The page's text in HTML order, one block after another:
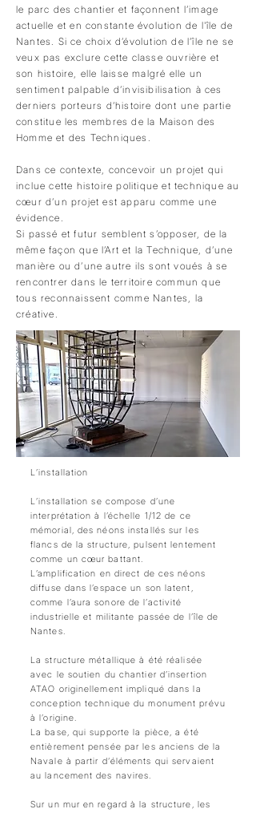
le parc des chantier et façonnent l’image
actuelle et en constante évolution de l'île de
Nantes. Si ce choix d’évolution de l’île ne se
veux pas exclure cette classe ouvrière et
son histoire, elle laisse malgré elle un
sentiment palpable d’invisibilisation à ces
derniers porteurs d’histoire dont une partie
constitue les membres de la Maison des
Homme et des Techniques.
Dans ce contexte, concevoir un projet qui
inclue cette histoire politique et technique au
cœur d’un projet est apparu comme une
évidence.
Si passé et futur semblent s’opposer, de la
même façon que l’Art et la Technique, d’une
manière ou d’une autre ils sont voués à se
rencontrer dans le territoire commun que
tous reconnaissent comme Nantes, la
créative.
L’installation
L’installation se compose d’une
interprétation à l’échelle 1/12 de ce
mémorial, des néons installés sur les
flancs de la structure, pulsent lentement
comme un cœur battant.
L’amplification en direct de ces néons
diffuse dans l’espace un son latent,
comme l’aura sonore de l’activité
industrielle et militante passée de l’île de
Nantes.
La structure métallique à été réalisée
avec le soutien du chantier d’insertion
ATAO originellement impliqué dans la
conception technique du monument prévu
à l’origine.
La base, qui supporte la pièce, a été
entièrement pensée par les anciens de la
Navale à partir d‘éléments qui servaient
au lancement des navires.
Sur un mur en regard à la structure, les